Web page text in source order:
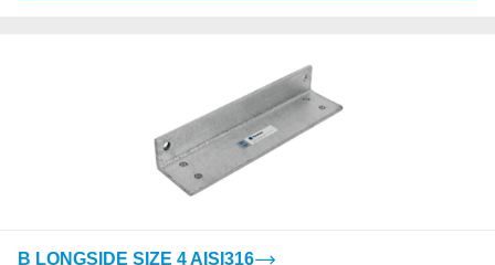
Underwriters Laboratories Inc.
B LONGSIDE SIZE 4 AISI316